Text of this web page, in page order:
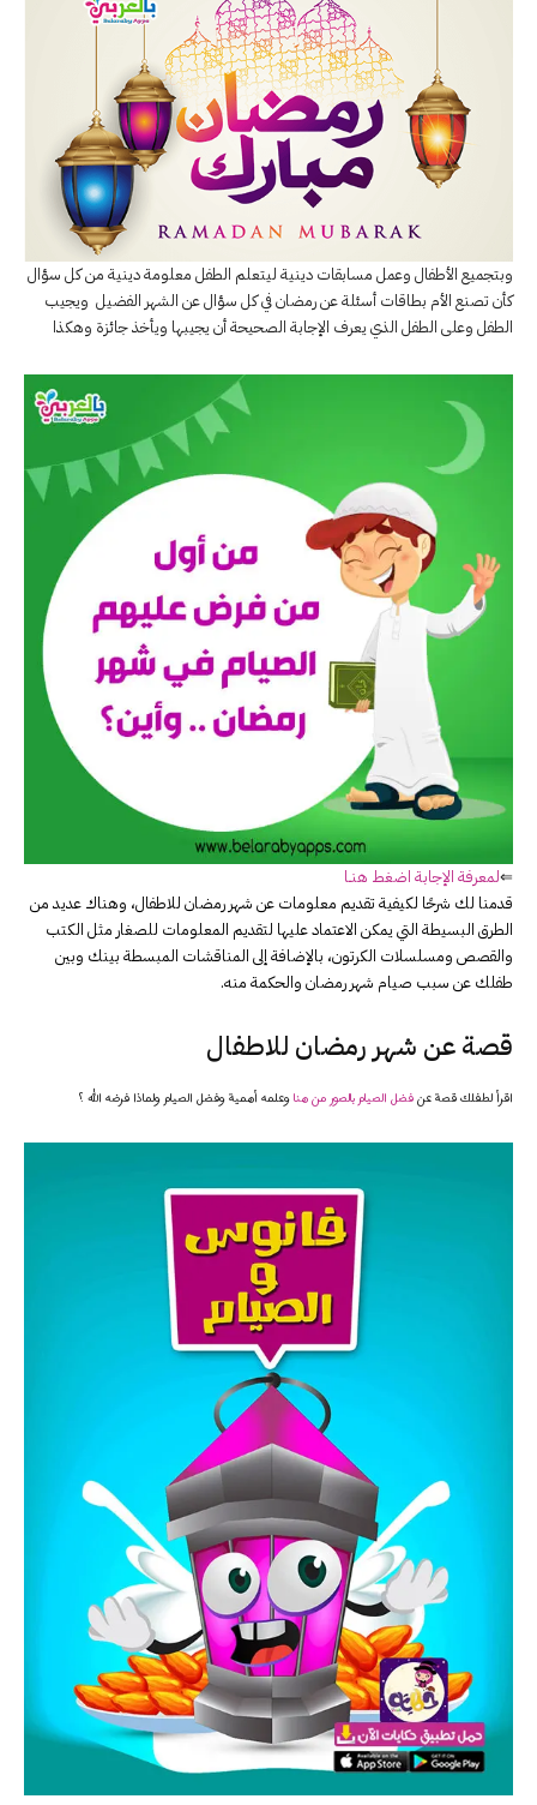
وبتجميع الأطفال وعمل مسابقات دينية ليتعلم الطفل معلومة دينية من كل سؤال
كأن تصنع الأم بطاقات أسئلة عن رمضان في كل سؤال عن الشهر الفضيل ويجيب
الطفل وعلى الطفل الذي يعرف الإجابة الصحيحة أن يجيبها ويأخذ جائزة وهكذا
⇐لمعرفة الإجابة اضغط هنــا
قدمنا لك شرحًا لكيفية تقديم معلومات عن شهر رمضان للاطفال، وهناك عديد من
الطرق البسيطة التي يمكن الاعتماد عليها لتقديم المعلومات للصغار مثل الكتب
والقصص ومسلسلات الكرتون، بالإضافة إلى المناقشات المبسطة بينك وبين
طفلك عن سبب صيام شهر رمضان والحكمة منه.
قصة عن شهر رمضان للاطفال
اقرأ لطفلك قصة عنفضل الصيام بالصور من هناوعلمه أهمية وفضل الصيام ولماذا فرضه الله ؟